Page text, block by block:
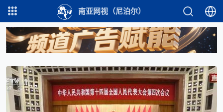
南亚网视（尼泊尔）